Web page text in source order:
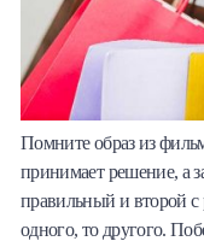
Помните образ из
принимает решение, а
правильный и второй с
одного, то другого.